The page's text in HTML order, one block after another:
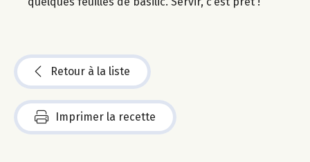
Retour à la liste
Imprimer la recette